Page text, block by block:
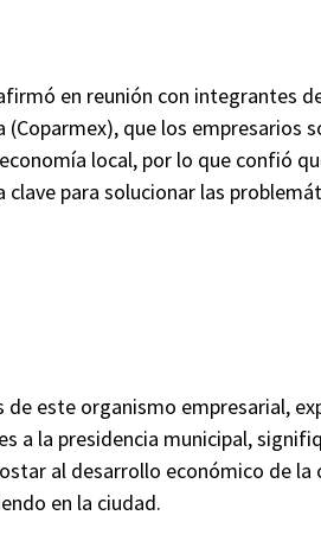
en reunión con integrantes
(Coparmex), que los empresarios
local, por lo que confió
clave para solucionar las
de este organismo empresarial,
a la presidencia municipal,
al desarrollo económico de
en la ciudad.